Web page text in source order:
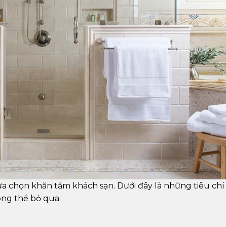
chọn khăn tắm khách sạn. Dưới đây là những tiêu
thể bỏ qua: